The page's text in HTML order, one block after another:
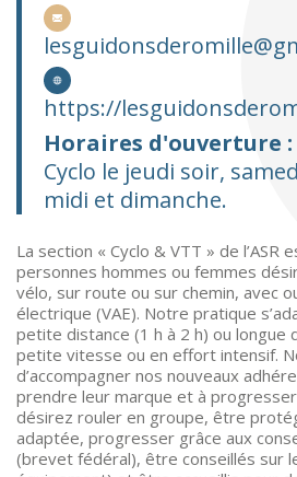
https://
Horaires d'ouverture :
Cyclo le jeudi soir,
midi et dimanche.
La section « Cyclo & VTT » de
personnes hommes ou femmes
vélo, sur route ou sur chemin, avec
électrique (VAE). Notre pratique
petite distance (1 h à 2 h) ou longue
petite vitesse ou en effort intensif.
d’accompagner nos nouveaux
prendre leur marque et à
désirez rouler en groupe, être
adaptée, progresser grâce aux
(brevet fédéral), être conseillés sur